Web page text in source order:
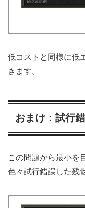
低コストと同様に低
きます。
おまけ：試行
この問題から最小を
色々試行錯誤した残